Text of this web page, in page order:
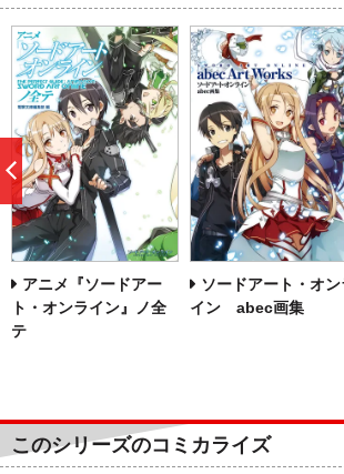
アニメ『ソードアー
ト・オンライン』ノ全
テ
ソードアート・オン
イン abec画集
前
へ
このシリーズのコミカライズ